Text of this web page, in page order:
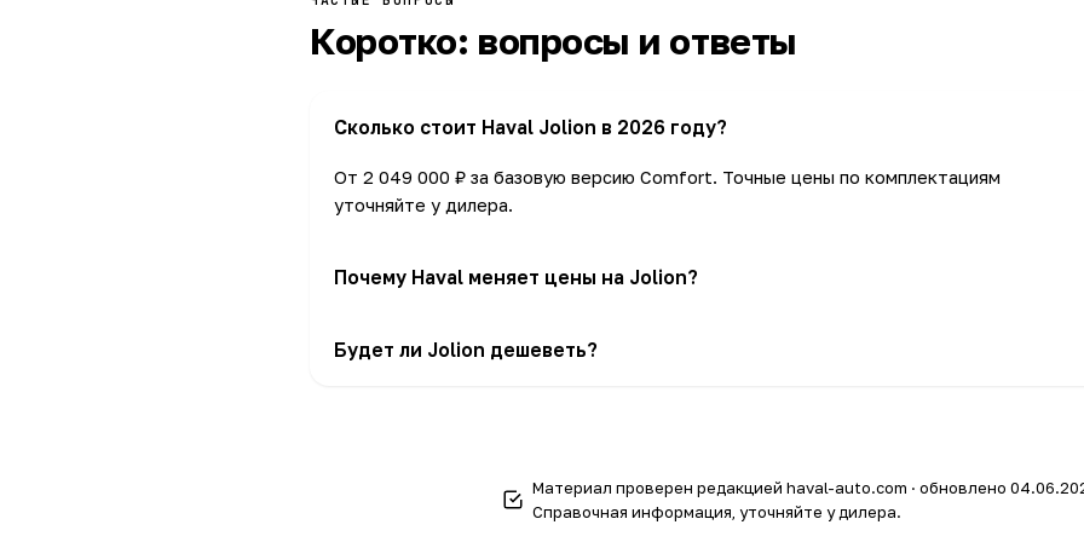
Коротко: вопросы и ответы
Сколько стоит Haval Jolion в 2026 году?
От 2 049 000 ₽ за базовую версию Comfort. Точные цены по комплектациям
уточняйте у дилера.
Почему Haval меняет цены на Jolion?
пересматривается несколько раз в год.
Будет ли Jolion дешеветь?
Материал проверен редакцией haval-auto.com · обновлено
Справочная информация, уточняйте у дилера.